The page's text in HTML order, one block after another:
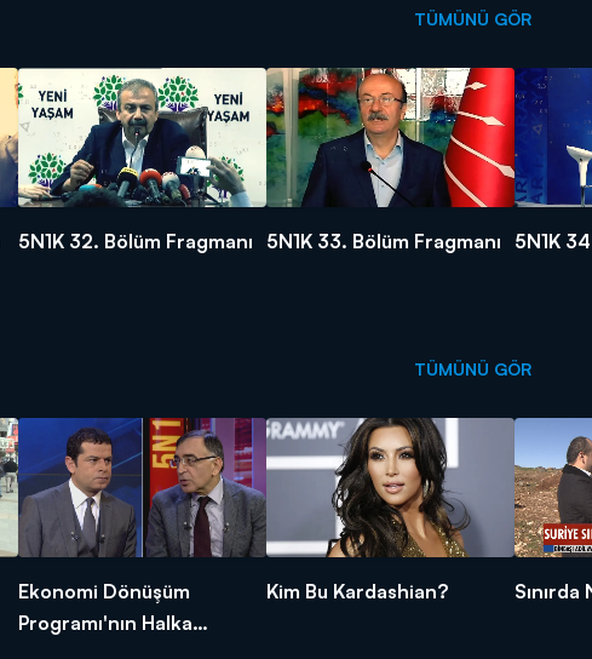
TÜMÜNÜ GÖR
5N1K 32. Bölüm Fragmanı 5N1K 33. Bölüm Fragmanı 5N1K
TÜMÜNÜ GÖR
Ekonomi Dönüşüm
Programı'nın Halka
Kim Bu Kardashian?